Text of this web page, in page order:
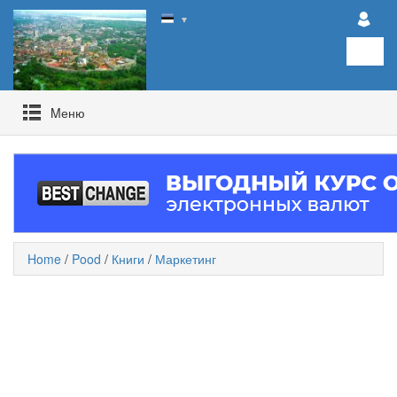
▼
Mеню
Home / Pood / Книги / Маркетинг